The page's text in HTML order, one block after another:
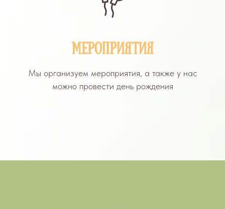
Мероприятия
Мы организуем мероприятия, а также у нас
можно провести день рождения